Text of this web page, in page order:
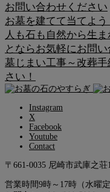
お問い合わせください
お墓を建てて当てよ
人も石も自然から生
とならお気軽にお問
墓じまい工事～改葬
さい！
Instagram
X
Facebook
Youtube
Contact
〒661-0035 尼崎市武庫之
営業時間9時～17時（水曜定